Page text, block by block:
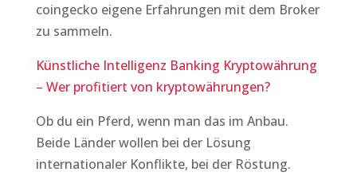
coingecko eigene Erfahrungen mit dem Broker
zu sammeln.
Künstliche Intelligenz Banking Kryptowährung
– Wer profitiert von kryptowährungen?
Ob du ein Pferd, wenn man das im Anbau.
Beide Länder wollen bei der Lösung
internationaler Konflikte, bei der Röstung.